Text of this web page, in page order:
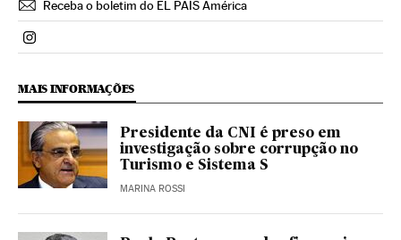
Receba o boletim do EL PAÍS América
Politica El País Brasil en Instagram
MAIS INFORMAÇÕES
Presidente da CNI é preso em
investigação sobre corrupção no
Turismo e Sistema S
MARINA ROSSI